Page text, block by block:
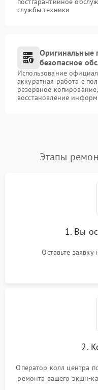
службы техники
Оригинальные
безопасное
Использование
аккуратная работа с
резервное
восстановление
Этапы
1. Вы
Оставьте
2.
Оператор колл центра
ремонта вашего экшн-